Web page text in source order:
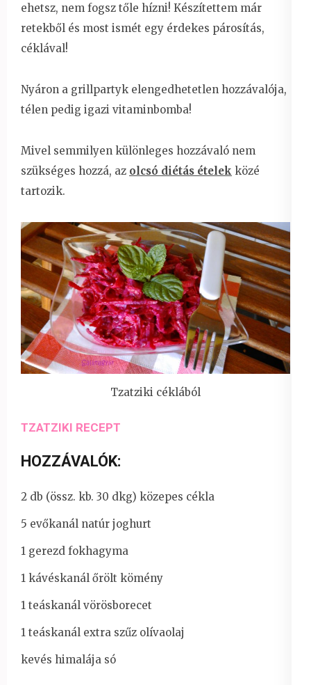
ehetsz, nem fogsz tőle hízni! Készítettem már
retekből és most ismét egy érdekes párosítás,
céklával!
Nyáron a grillpartyk elengedhetetlen hozzávalója,
télen pedig igazi vitaminbomba!
Mivel semmilyen különleges hozzávaló nem
szükséges hozzá, az olcsó diétás ételek közé
tartozik.
Tzatziki céklából
TZATZIKI RECEPT
HOZZÁVALÓK:
2 db (össz. kb. 30 dkg) közepes cékla
5 evőkanál natúr joghurt
1 gerezd fokhagyma
1 kávéskanál őrölt kömény
1 teáskanál vörösborecet
1 teáskanál extra szűz olívaolaj
kevés himalája só